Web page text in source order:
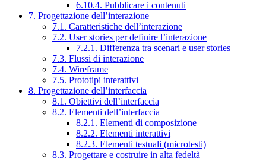
6.10.4. Pubblicare i contenuti
7. Progettazione dell’interazione
7.1. Caratteristiche dell’interazione
7.2. User stories per definire l’interazione
7.2.1. Differenza tra scenari e user stories
7.3. Flussi di interazione
7.4. Wireframe
7.5. Prototipi interattivi
8. Progettazione dell’interfaccia
8.1. Obiettivi dell’interfaccia
8.2. Elementi dell’interfaccia
8.2.1. Elementi di composizione
8.2.2. Elementi interattivi
8.2.3. Elementi testuali (microtesti)
8.3. Progettare e costruire in alta fedeltà